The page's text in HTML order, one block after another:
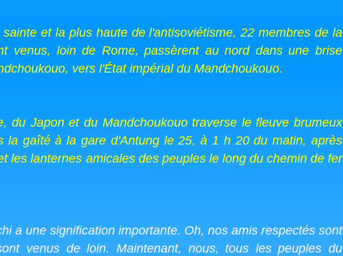
et la plus haute de l'antisoviétisme, 22 membres de la
venus, loin de Rome, passèrent au nord dans une brise
vers l'État impérial du Mandchoukouo.
du Japon et du Mandchoukouo traverse le fleuve brumeux
la gaîté à la gare d'Antung le 25, à 1 h 20 du matin, après
les lanternes amicales des peuples le long du chemin de fer
a une signification importante. Oh, nos amis respectés sont
venus de loin. Maintenant, nous, tous les peuples du